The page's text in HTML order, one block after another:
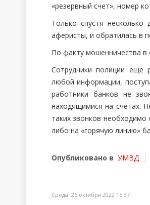
«резервный счет», номер
Только спустя
аферисты, и обратилась в
По факту мошенничества в
Сотрудники полиции еще
любой информации,
работники банков не
находящимися на счетах.
таких звонков
либо на «горячую линию»
Опубликовано в УМВД
Среда, 26 октября 2022 15:37